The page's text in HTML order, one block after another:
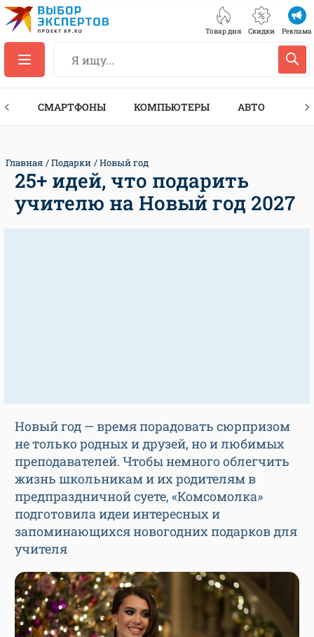
Товар дня Скидки Реклама
СМАРТФОНЫ КОМПЬЮТЕРЫ АВТО
Главная Подарки Новый год
25+ идей, что подарить
учителю на Новый год 2027
Новый год — время порадовать сюрпризом
не только родных и друзей, но и любимых
преподавателей. Чтобы немного облегчить
жизнь школьникам и их родителям в
предпраздничной суете, «Комсомолка»
подготовила идеи интересных и
запоминающихся новогодних подарков для
учителя